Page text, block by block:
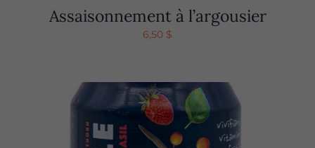
Assaisonnement à l’argousier
6,50 $